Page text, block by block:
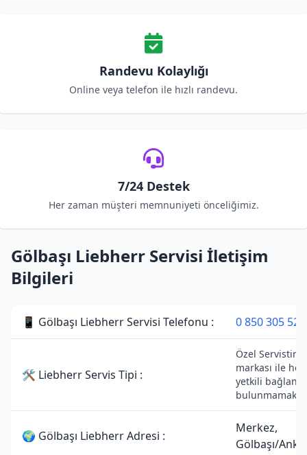
Randevu Kolaylığı
Online veya telefon ile hızlı randevu.
7/24 Destek
Her zaman müşteri memnuniyeti önceliğimiz.
Gölbaşı Liebherr Servisi İletişim
Bilgileri
📱 Gölbaşı Liebherr Servisi Telefonu : 0 850 305 52
🛠 Liebherr Servis Tipi :
Özel Servistir.
markası ile
yetkili
🌍 Gölbaşı Liebherr Adresi :
Merkez,
Gölbaşı/